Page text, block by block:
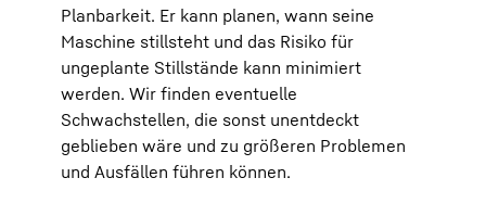
Planbarkeit. Er kann planen, wann seine
Maschine stillsteht und das Risiko für
ungeplante Stillstände kann minimiert
werden. Wir finden eventuelle
Schwachstellen, die sonst unentdeckt
geblieben wäre und zu größeren Problemen
und Ausfällen führen können.